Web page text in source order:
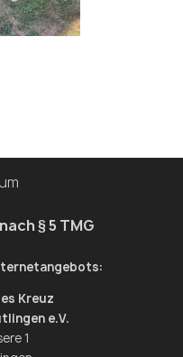
§ 5 TMG
Kreuz
e.V.
1